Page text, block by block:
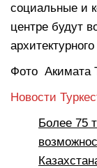
социальные и
центре будут
Фото Акимата
Новости
Более 75